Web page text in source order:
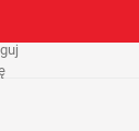
Dostawa i płatność